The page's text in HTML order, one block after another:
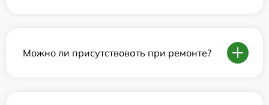
Можно ли присутствовать при ремонте?